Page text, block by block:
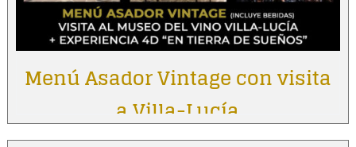
Menú Asador Vintage con visita
a Villa-Lucía